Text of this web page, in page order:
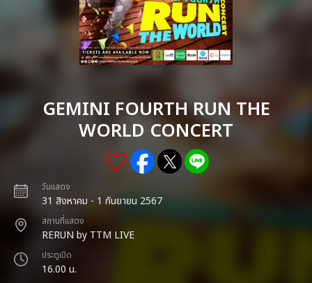
GEMINI FOURTH RUN THE
WORLD CONCERT
วันแสดง
31 สิงหาคม - 1 กันยายน 2567
สถานที่แสดง
RERUN by TTM LIVE
ประตูเปิด
16.00 น.